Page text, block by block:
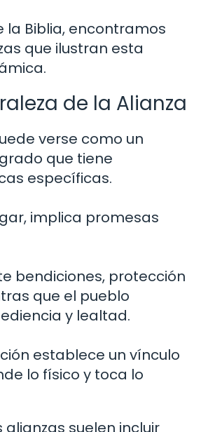
la Biblia, encontramos
que ilustran esta
de la Alianza
verse como un
que tiene
específicas.
implica promesas
bendiciones, protección
que el pueblo
y lealtad.
establece un vínculo
lo físico y toca lo
alianzas suelen incluir